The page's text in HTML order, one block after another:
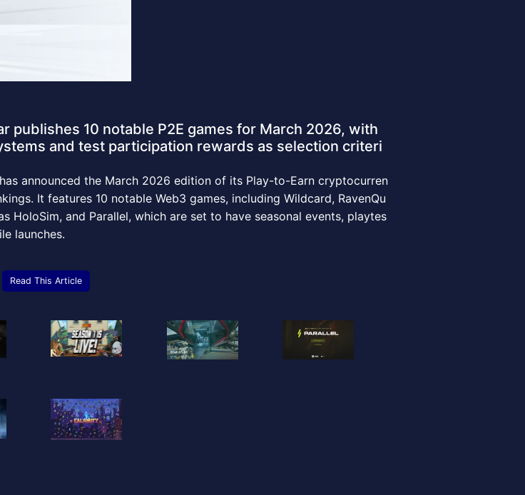
publishes 10 notable P2E games for March 2026, with
and test participation rewards as selection criteri
announced the March 2026 edition of its Play-to-Earn cryptocurren
It features 10 notable Web3 games, including Wildcard, RavenQu
HoloSim, and Parallel, which are set to have seasonal events, playtes
launches.
Read This Article